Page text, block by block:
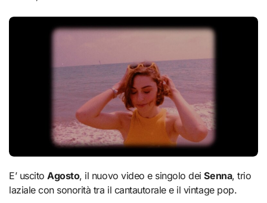
E’ uscitoAgosto, il nuovo video e singolo deiSenna, trio
laziale con sonorità tra il cantautorale e il vintage pop.